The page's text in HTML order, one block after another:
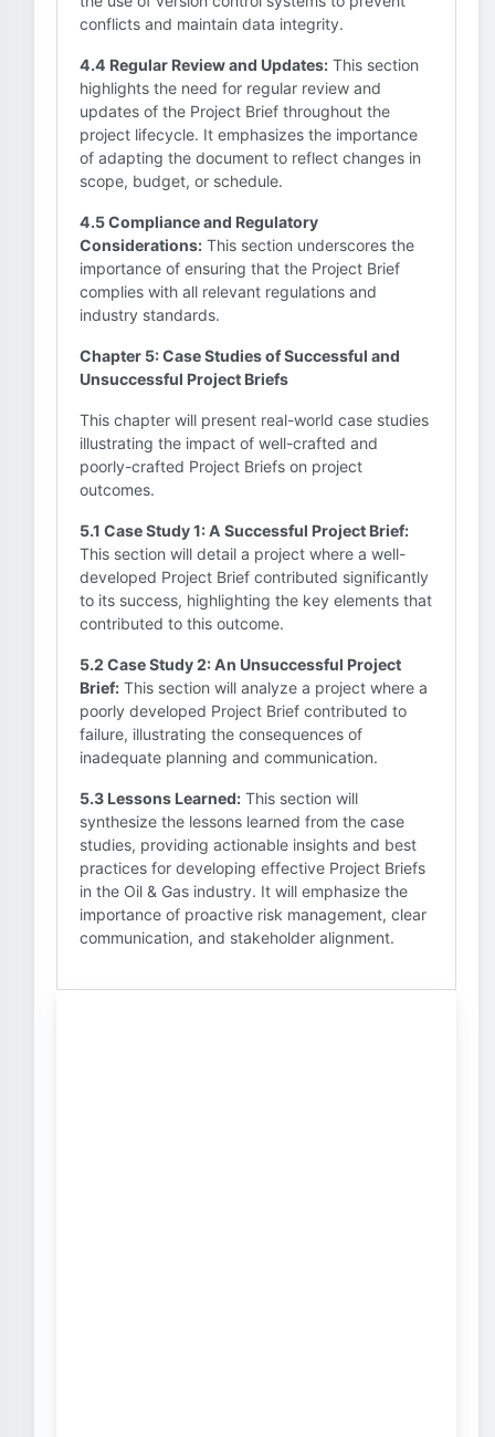
conflicts and maintain data integrity.
4.4 Regular Review and Updates: This section
highlights the need for regular review and
updates of the Project Brief throughout the
project lifecycle. It emphasizes the importance
of adapting the document to reflect changes in
scope, budget, or schedule.
4.5 Compliance and Regulatory
Considerations: This section underscores the
importance of ensuring that the Project Brief
complies with all relevant regulations and
industry standards.
Chapter 5: Case Studies of Successful and
Unsuccessful Project Briefs
This chapter will present real-world case studies
illustrating the impact of well-crafted and
poorly-crafted Project Briefs on project
outcomes.
5.1 Case Study 1: A Successful Project Brief:
This section will detail a project where a well-
developed Project Brief contributed significantly
to its success, highlighting the key elements that
contributed to this outcome.
5.2 Case Study 2: An Unsuccessful Project
Brief: This section will analyze a project where a
poorly developed Project Brief contributed to
failure, illustrating the consequences of
inadequate planning and communication.
5.3 Lessons Learned: This section will
synthesize the lessons learned from the case
studies, providing actionable insights and best
practices for developing effective Project Briefs
in the Oil & Gas industry. It will emphasize the
importance of proactive risk management, clear
communication, and stakeholder alignment.